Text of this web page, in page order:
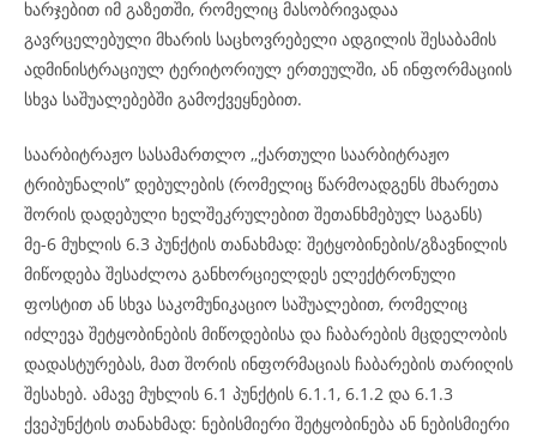
ხარჯებით იმ გაზეთში, რომელიც მასობრივადაა
გავრცელებული მხარის საცხოვრებელი ადგილის შესაბამის
ადმინისტრაციულ ტერიტორიულ ერთეულში, ან ინფორმაციის
სხვა საშუალებებში გამოქვეყნებით.
საარბიტრაჟო სასამართლო ,,ქართული საარბიტრაჟო
ტრიბუნალის’’ დებულების (რომელიც წარმოადგენს მხარეთა
შორის დადებული ხელშეკრულებით შეთანხმებულ საგანს)
მე-6 მუხლის 6.3 პუნქტის თანახმად: შეტყობინების/გზავნილის
მიწოდება შესაძლოა განხორციელდეს ელექტრონული
ფოსტით ან სხვა საკომუნიკაციო საშუალებით, რომელიც
იძლევა შეტყობინების მიწოდებისა და ჩაბარების მცდელობის
დადასტურებას, მათ შორის ინფორმაციას ჩაბარების თარიღის
შესახებ. ამავე მუხლის 6.1 პუნქტის 6.1.1, 6.1.2 და 6.1.3
ქვეპუნქტის თანახმად: ნებისმიერი შეტყობინება ან ნებისმიერი